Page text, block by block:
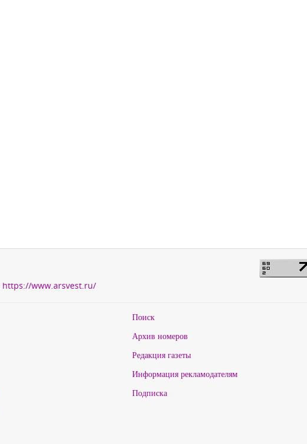
https://www.arsvest.ru/
Поиск
Архив номеров
Редакция газеты
Информация рекламодателям
Подписка